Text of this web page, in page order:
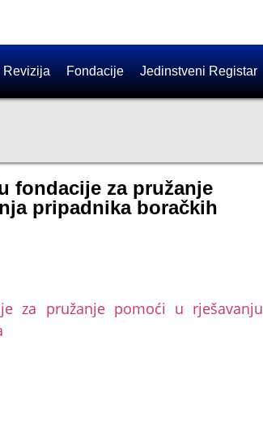
Revizija Fondacije Jedinstveni Registar
fondacije za pružanje
pripadnika boračkih
za pružanje pomoći u rješavanju